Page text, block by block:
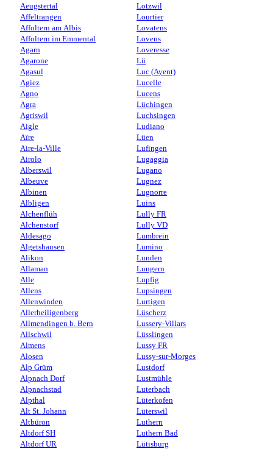
Aeugstertal
Affeltrangen
Affoltern am Albis
Affoltern im Emmental
Agarn
Agarone
Agasul
Agiez
Agno
Agra
Agriswil
Aigle
Aïre
Aire-la-Ville
Airolo
Alberswil
Albeuve
Albinen
Albligen
Alchenflüh
Alchenstorf
Aldesago
Algetshausen
Alikon
Allaman
Alle
Allens
Allenwinden
Allerheiligenberg
Allmendingen b. Bern
Allschwil
Almens
Alosen
Alp Grüm
Alpnach Dorf
Alpnachstad
Alpthal
Alt St. Johann
Altbüron
Altdorf SH
Altdorf UR
Lotzwil
Lourtier
Lovatens
Lovens
Loveresse
Lü
Luc (Ayent)
Lucelle
Lucens
Lüchingen
Luchsingen
Ludiano
Lüen
Lufingen
Lugaggia
Lugano
Lugnez
Lugnorre
Luins
Lully FR
Lully VD
Lumbrein
Lumino
Lunden
Lungern
Lupfig
Lupsingen
Lurtigen
Lüscherz
Lussery-Villars
Lüsslingen
Lussy FR
Lussy-sur-Morges
Lustdorf
Lustmühle
Luterbach
Lüterkofen
Lüterswil
Luthern
Luthern Bad
Lütisburg